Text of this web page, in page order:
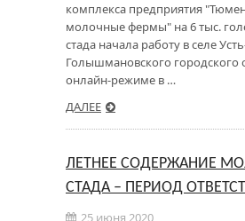
комплекса предприятия
молочные фермы" на 6 тыс.
стада начала работу в селе
Голышмановского городского
онлайн-режиме в …
ДАЛЕЕ
ЛЕТНЕЕ СОДЕРЖАНИЕ
СТАДА – ПЕРИОД
25 июня 2020